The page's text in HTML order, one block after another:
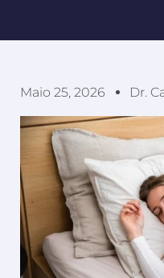
Maio 25, 2026 Dr.